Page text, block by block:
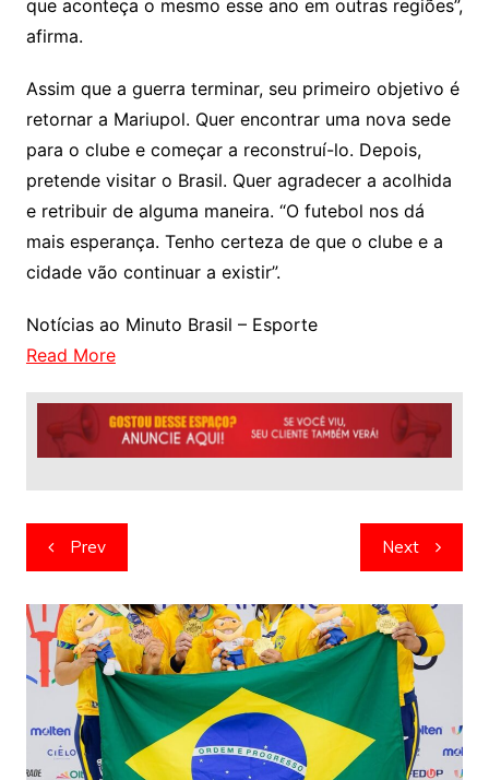
que aconteça o mesmo esse ano em outras regiões”,
afirma.
Assim que a guerra terminar, seu primeiro objetivo é
retornar a Mariupol. Quer encontrar uma nova sede
para o clube e começar a reconstruí-lo. Depois,
pretende visitar o Brasil. Quer agradecer a acolhida
e retribuir de alguma maneira. “O futebol nos dá
mais esperança. Tenho certeza de que o clube e a
cidade vão continuar a existir”.
Notícias ao Minuto Brasil – Esporte
Read More
Navegação
de
artigos
Prev Next